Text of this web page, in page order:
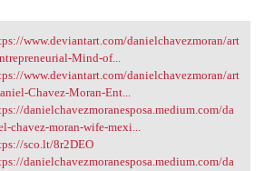
www.deviantart.com
www.deviantart.com/danielchavezmoran/art
Mind-of...
www.deviantart.com/danielchavezmoran/art
Chavez-Moran-Ent...
danielchavezmoranesposa.medium.com/da
chavez-moran-wife-mexi...
sco.lt/8r2DEO
danielchavezmoranesposa.medium.com/da